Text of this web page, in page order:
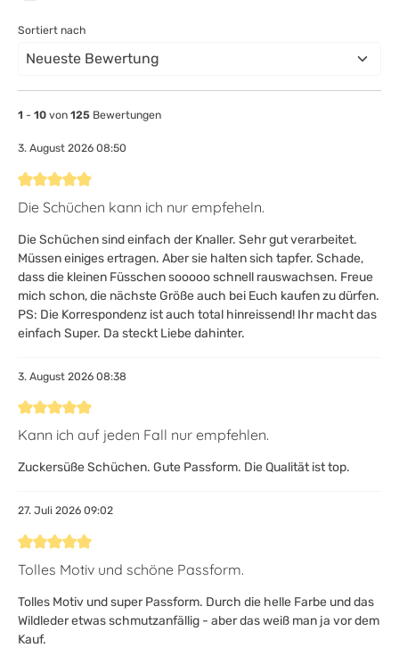
Sortiert nach
1 - 10 von 125 Bewertungen
3. August 2026 08:50
Bewertung mit 5 von 5 Sternen
Die Schüchen kann ich nur empfeheln.
Die Schüchen sind einfach der Knaller. Sehr gut verarbeitet.
Müssen einiges ertragen. Aber sie halten sich tapfer. Schade,
dass die kleinen Füsschen sooooo schnell rauswachsen. Freue
mich schon, die nächste Größe auch bei Euch kaufen zu dürfen.
PS: Die Korrespondenz ist auch total hinreissend! Ihr macht das
einfach Super. Da steckt Liebe dahinter.
3. August 2026 08:38
Bewertung mit 5 von 5 Sternen
Kann ich auf jeden Fall nur empfehlen.
Zuckersüße Schüchen. Gute Passform. Die Qualität ist top.
27. Juli 2026 09:02
Bewertung mit 5 von 5 Sternen
Tolles Motiv und schöne Passform.
Tolles Motiv und super Passform. Durch die helle Farbe und das
Wildleder etwas schmutzanfällig - aber das weiß man ja vor dem
Kauf.